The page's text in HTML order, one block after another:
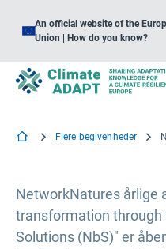
An official website of the
Union | How do you know?
Flere begivenheder
NetworkNatures årlige
transformation through
Solutions (NbS)" er